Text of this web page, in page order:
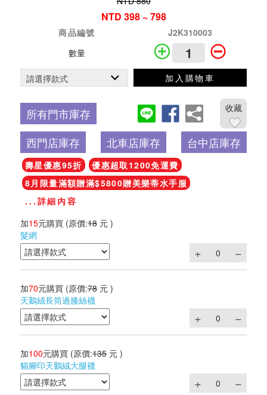
NTD 398 ~ 798
商品編號
J2K310003
數量
加入購物車
所有門市庫存 收藏
西門店庫存 北車店庫存 台中店庫存
壽星優惠95折
優惠超取1200免運費
8月限量滿額贈滿$5800贈美樂蒂水手服
...詳細內容
加15元購買 (原價:18 元 )
髮網
加70元購買 (原價:78 元 )
天鵝絨長筒過膝絲襪
加100元購買 (原價:135 元 )
貓腳印天鵝絨大腿襪